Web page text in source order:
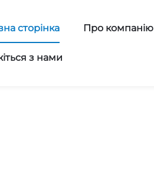
сторінка Про компанію
з нами